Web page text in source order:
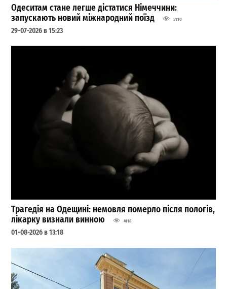
Одеситам стане легше дістатися Німеччини:
запускають новий міжнародний поїзд
5110
29-07-2026 в 15:23
Трагедія на Одещині: немовля померло після пологів,
лікарку визнали винною
4118
01-08-2026 в 13:18